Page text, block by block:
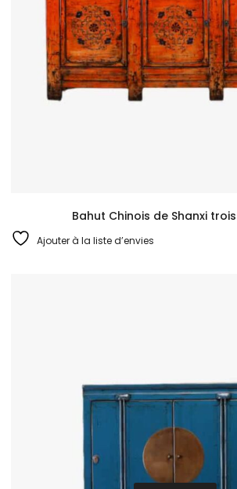
Bahut Chinois de Shanxi
Ajouter à la liste d’envies